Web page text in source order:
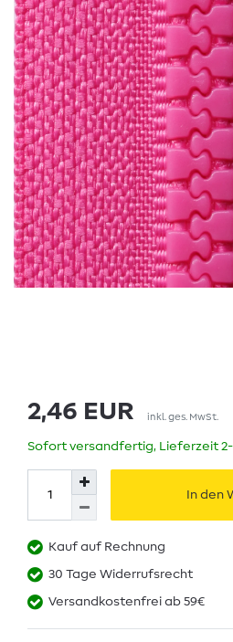
2,46 EUR inkl. ges. MwSt.
Sofort versandfertig, Lieferzeit
In den
Kauf auf Rechnung
30 Tage Widerrufsrecht
Versandkostenfrei ab 59€